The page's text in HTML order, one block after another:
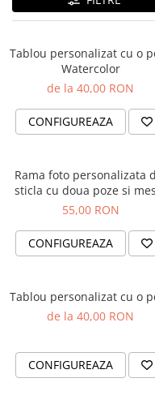
Decoratiuni Paste
Agende Personalizate
Agende A5
Agende A6
Planner / Jurnal
Felicitari personalizate
Invitatii personalizate
Printare poze
Martisoare
Puzzle
Trofee
Cadouri absolvire
Tablou personalizat cu o
Watercolor
de la 40,00 RON
CONFIGUREAZA
Rama foto personalizata
sticla cu doua poze si
55,00 RON
CONFIGUREAZA
Tablou personalizat cu o
de la 40,00 RON
CONFIGUREAZA